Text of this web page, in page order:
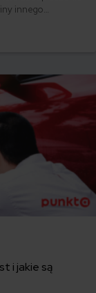
innego
mogła być
i jakie są